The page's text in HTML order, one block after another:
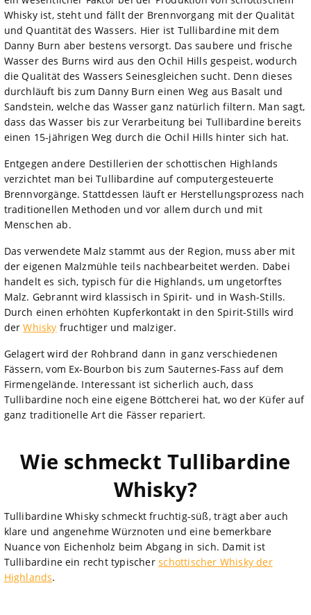
Whisky ist, steht und fällt der Brennvorgang mit der Qualität
und Quantität des Wassers. Hier ist Tullibardine mit dem
Danny Burn aber bestens versorgt. Das saubere und frische
Wasser des Burns wird aus den Ochil Hills gespeist, wodurch
die Qualität des Wassers Seinesgleichen sucht. Denn dieses
durchläuft bis zum Danny Burn einen Weg aus Basalt und
Sandstein, welche das Wasser ganz natürlich filtern. Man sagt,
dass das Wasser bis zur Verarbeitung bei Tullibardine bereits
einen 15-jährigen Weg durch die Ochil Hills hinter sich hat.
Entgegen andere Destillerien der schottischen Highlands
verzichtet man bei Tullibardine auf computergesteuerte
Brennvorgänge. Stattdessen läuft er Herstellungsprozess nach
traditionellen Methoden und vor allem durch und mit
Menschen ab.
Das verwendete Malz stammt aus der Region, muss aber mit
der eigenen Malzmühle teils nachbearbeitet werden. Dabei
handelt es sich, typisch für die Highlands, um ungetorftes
Malz. Gebrannt wird klassisch in Spirit- und in Wash-Stills.
Durch einen erhöhten Kupferkontakt in den Spirit-Stills wird
derWhisky fruchtiger und malziger.
Gelagert wird der Rohbrand dann in ganz verschiedenen
Fässern, vom Ex-Bourbon bis zum Sauternes-Fass auf dem
Firmengelände. Interessant ist sicherlich auch, dass
Tullibardine noch eine eigene Böttcherei hat, wo der Küfer auf
ganz traditionelle Art die Fässer repariert.
Wie schmeckt Tullibardine
Whisky?
Tullibardine Whisky schmeckt fruchtig-süß, trägt aber auch
klare und angenehme Würznoten und eine bemerkbare
Nuance von Eichenholz beim Abgang in sich. Damit ist
Tullibardine ein recht typischerschottischer Whisky der
Highlands.